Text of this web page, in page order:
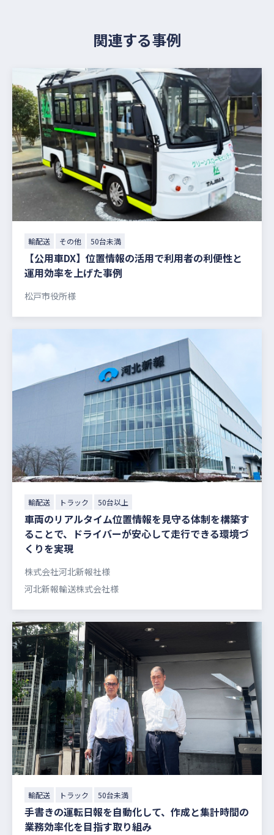
関連する事例
輸配送 その他 50台未満
【公用車DX】位置情報の活用で利用者の利便性と
運用効率を上げた事例
松戸市役所様
輸配送 トラック 50台以上
車両のリアルタイム位置情報を見守る体制を構築す
ることで、ドライバーが安心して走行できる環境づ
くりを実現
株式会社河北新報社様
河北新報輸送株式会社様
輸配送 トラック 50台未満
手書きの運転日報を自動化して、作成と集計時間の
業務効率化を目指す取り組み